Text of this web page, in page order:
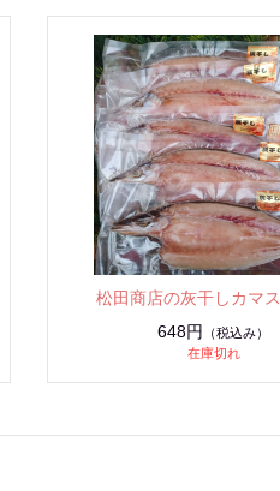
松田商店の灰干しカマ
648円
（税込み）
在庫切れ